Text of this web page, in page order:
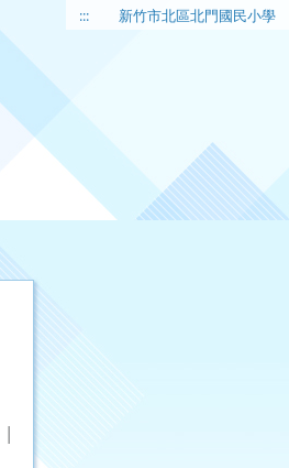
::: 新竹市北區北門國民小學
|